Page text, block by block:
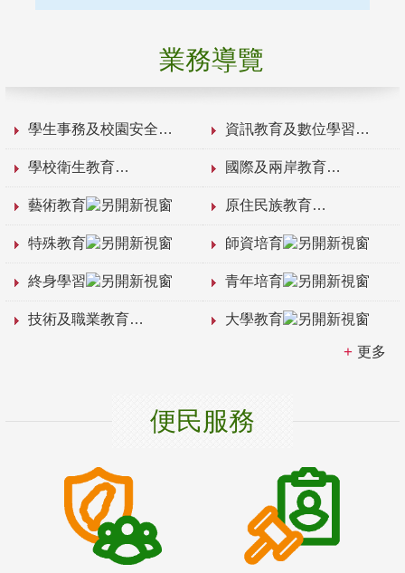
業務導覽
學生事務及校園安全 資訊教育及數位學習
學校衛生教育 國際及兩岸教育
藝術教育 原住民族教育
特殊教育 師資培育
終身學習 青年培育
技術及職業教育 大學教育
更多
便民服務